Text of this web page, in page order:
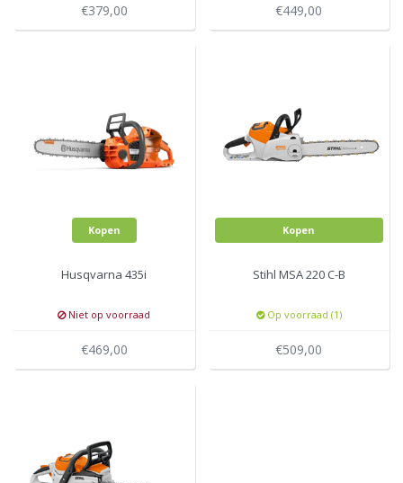
€379,00 €449,00
Kopen
Husqvarna 435i
Niet op voorraad
€469,00
Kopen
Stihl MSA 220 C-B
Op voorraad (1)
€509,00